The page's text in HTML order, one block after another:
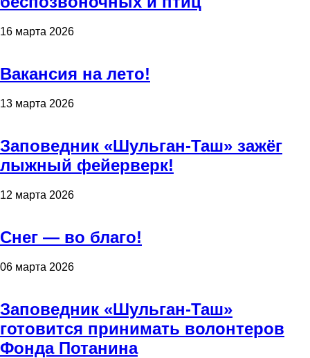
16 марта 2026
Вакансия на лето!
13 марта 2026
Заповедник «Шульган-Таш» зажёг
лыжный фейерверк!
12 марта 2026
Снег — во благо!
06 марта 2026
Заповедник «Шульган-Таш»
готовится принимать волонтеров
Фонда Потанина